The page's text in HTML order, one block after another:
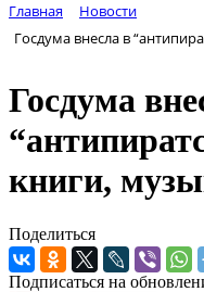
Главная
Новости
Госдума внесла в
Госдума
книги,
Поделиться
Подписаться на